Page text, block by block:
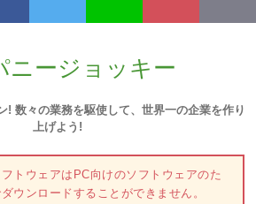
ニージョッキー
! 数々の業務を駆使して、世界一の企業を作り
上げよう!
トウェアはPC向けのソフトウェアのた
ウンロードすることができません。